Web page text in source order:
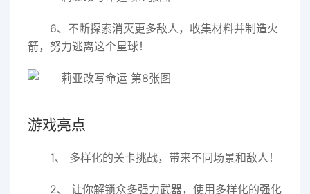
6、不断探索消灭更多敌人，收集材料并制造火
箭，努力逃离这个星球！
游戏亮点
1、 多样化的关卡挑战，带来不同场景和敌人！
2、 让你解锁众多强力武器，使用多样化的强化